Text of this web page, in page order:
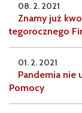
08. 2. 2021
Znamy już
tegorocznego
01. 2. 2021
Pandemia nie
Pomocy